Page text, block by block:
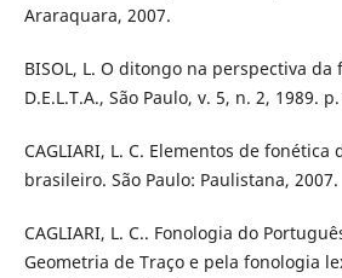
Araraquara, 2007.
BISOL, L. O ditongo na perspectiva
D.E.L.T.A., São Paulo, v. 5, n. 2, 1989.
CAGLIARI, L. C. Elementos de fonética
brasileiro. São Paulo: Paulistana, 2007.
CAGLIARI, L. C.. Fonologia do
Geometria de Traço e pela fonologia